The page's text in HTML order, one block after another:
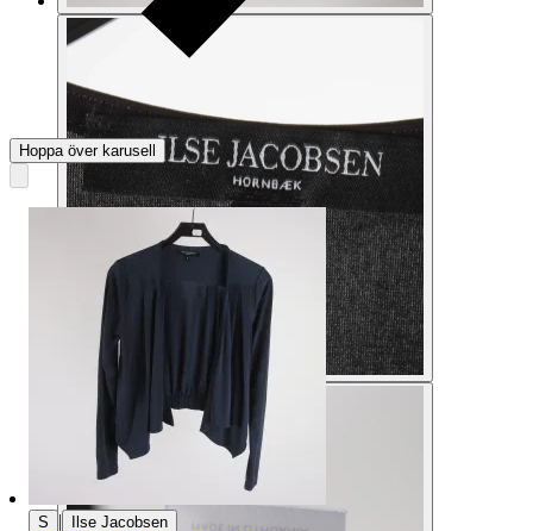
Hoppa över karusell
S | Ilse Jacobsen